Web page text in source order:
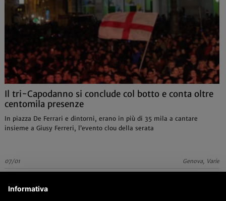
Il tri-Capodanno si conclude col botto e conta oltre
centomila presenze
In piazza De Ferrari e dintorni, erano in più di 35 mila a cantare
insieme a Giusy Ferreri, l’evento clou della serata
07/01 Genova, Varie
Informativa